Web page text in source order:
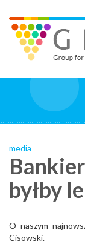
main
content
media
byłby
O naszym
Cisowski​.